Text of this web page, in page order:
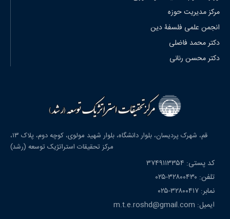
مرکز مدیریت حوزه
انجمن علمی فلسفۀ دین
دکتر محمد فاضلی
دکتر محسن رنانی
قم، شهرک پردیسان، بلوار دانشگاه، بلوار شهید مولوی، کوچه دوم، پلاک ۱۳،
مرکز تحقیقات استراتژیک توسعه (رشد)
کد پستی: ۳۷۴۹۱۱۳۳۵۴
تلفن: ۳۲۸۰۰۴۳۰-۰۲۵
نمابر: ۳۲۸۰۰۴۱۷-۰۲۵
ایمیل: m.t.e.roshd@gmail.com